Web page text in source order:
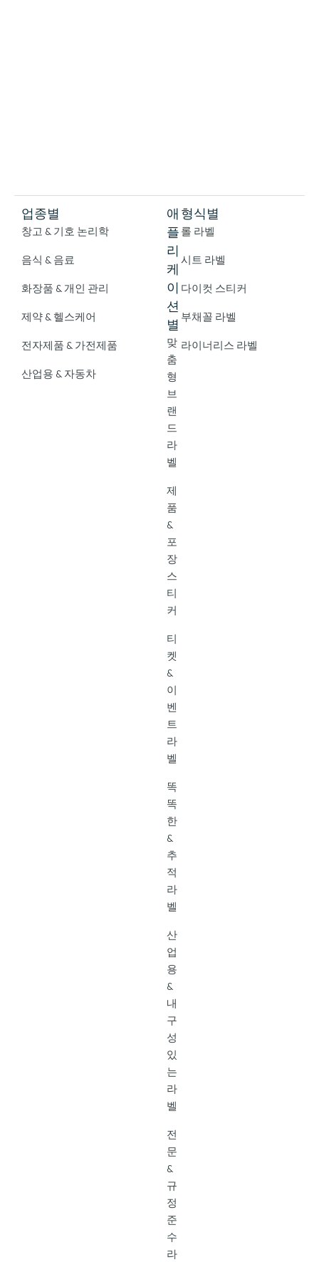
업종별
창고 & 기호 논리학
음식 & 음료
화장품 & 개인 관리
제약 & 헬스케어
전자제품 & 가전제품
산업용 & 자동차
애
플
리
케
이
션
별
맞
춤
형
브
랜
드
라
벨
제
품
&
포
장
스
티
커
티
켓
&
이
벤
트
라
벨
똑
똑
한
&
추
적
라
벨
산
업
용
&
내
구
성
있
는
라
벨
전
문
&
규
정
준
수
라
형식별
롤 라벨
시트 라벨
다이컷 스티커
부채꼴 라벨
라이너리스 라벨